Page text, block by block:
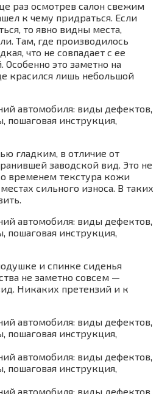
раз осмотрев салон свежим
к чему придраться. Если
то явно видны места,
Там, где производилось
что не совпадает с ее
Особенно это заметно на
красился лишь небольшой
гладким, в отличие от
заводской вид. Это не
временем текстура кожи
сильного износа. В таких
и спинке сиденья
не заметно совсем —
Никаких претензий и к